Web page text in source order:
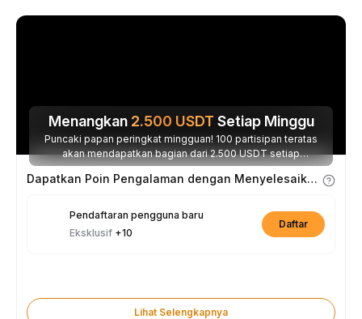
Menangkan 2.500 USDT Setiap Minggu
Puncaki papan peringkat mingguan! 100 partisipan teratas
akan mendapatkan bagian dari 2.500 USDT setiap
minggunya.
Dapatkan Poin Pengalaman dengan Menyelesaikan Tugas
Pendaftaran pengguna baru
Eksklusif +10
Daftar
Lihat Selengkapnya